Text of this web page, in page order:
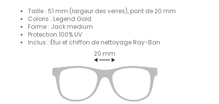
Taille : 51 mm (largeur des verres), pont de 20 mm
Coloris : Legend Gold
Forme : Jack medium
Protection 100% UV
Inclus : Étui et chiffon de nettoyage Ray-Ban
20 mm